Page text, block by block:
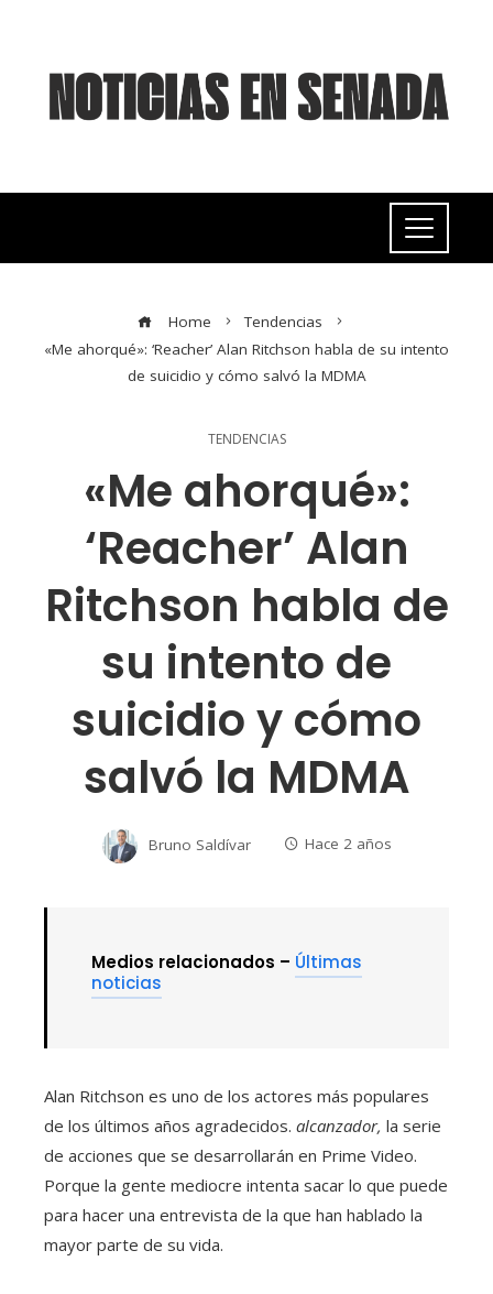
Home
Tendencias
«Me ahorqué»: ‘Reacher’ Alan Ritchson habla de su intento
de suicidio y cómo salvó la MDMA
TENDENCIAS
«Me ahorqué»:
‘Reacher’ Alan
Ritchson habla de
su intento de
suicidio y cómo
salvó la MDMA
Bruno Saldívar Hace 2 años
Medios relacionados – Últimas
noticias
Alan Ritchson es uno de los actores más populares
de los últimos años agradecidos. alcanzador, la serie
de acciones que se desarrollarán en Prime Video.
Porque la gente mediocre intenta sacar lo que puede
para hacer una entrevista de la que han hablado la
mayor parte de su vida.